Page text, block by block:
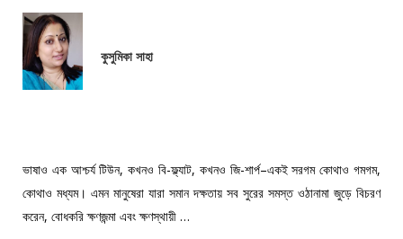
কুসুমিকা সাহা
ভাষাও এক আশ্চর্য টিউন, কখনও বি-ফ্ল্যাট, কখনও জি-শার্প–একই সরগম কোথাও গমগম,
কোথাও মধ্যম। এমন মানুষেরা যারা সমান দক্ষতায় সব সুরের সমস্ত ওঠানামা জুড়ে বিচরণ
করেন, বোধকরি ক্ষণজন্মা এবং ক্ষণস্থায়ী …